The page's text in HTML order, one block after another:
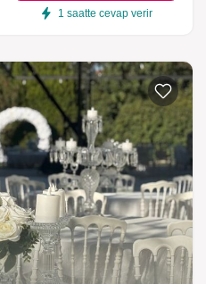
1 saatte cevap verir